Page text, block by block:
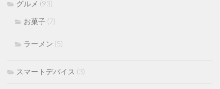
グルメ (93)
お菓子 (7)
ラーメン (5)
スマートデバイス (3)